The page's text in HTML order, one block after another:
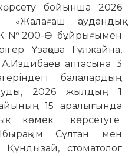
бойынша 2026
аудандық
№200-Ө бұйрығымен
Ұзақова Гүлжайна,
аптасына 3
балалардың
2026 жылдың 1
15 аралығында
көмек көрсетуге
Сұлтан мен
стоматолог